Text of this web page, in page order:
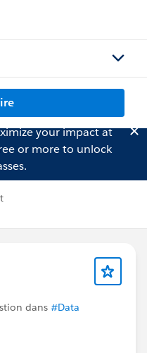
your impact at
or more to unlock
dans #Data